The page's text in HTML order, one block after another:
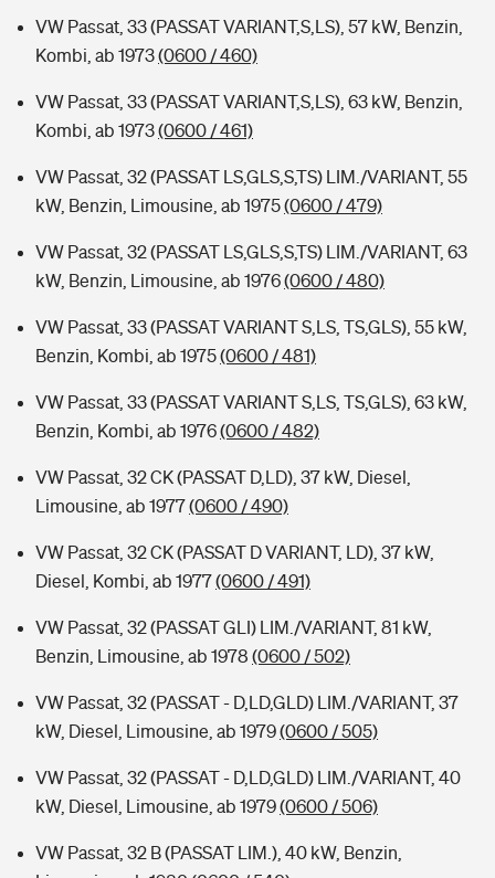
VW Passat, 33 (PASSAT VARIANT,S,LS), 57 kW, Benzin,
Kombi, ab 1973(0600 / 460)
VW Passat, 33 (PASSAT VARIANT,S,LS), 63 kW, Benzin,
Kombi, ab 1973(0600 / 461)
VW Passat, 32 (PASSAT LS,GLS,S,TS) LIM./VARIANT, 55
kW, Benzin, Limousine, ab 1975(0600 / 479)
VW Passat, 32 (PASSAT LS,GLS,S,TS) LIM./VARIANT, 63
kW, Benzin, Limousine, ab 1976(0600 / 480)
VW Passat, 33 (PASSAT VARIANT S,LS, TS,GLS), 55 kW,
Benzin, Kombi, ab 1975(0600 / 481)
VW Passat, 33 (PASSAT VARIANT S,LS, TS,GLS), 63 kW,
Benzin, Kombi, ab 1976(0600 / 482)
VW Passat, 32 CK (PASSAT D,LD), 37 kW, Diesel,
Limousine, ab 1977(0600 / 490)
VW Passat, 32 CK (PASSAT D VARIANT, LD), 37 kW,
Diesel, Kombi, ab 1977(0600 / 491)
VW Passat, 32 (PASSAT GLI) LIM./VARIANT, 81 kW,
Benzin, Limousine, ab 1978 (0600 / 502)
VW Passat, 32 (PASSAT - D,LD,GLD) LIM./VARIANT, 37
kW, Diesel, Limousine, ab 1979(0600 / 505)
VW Passat, 32 (PASSAT - D,LD,GLD) LIM./VARIANT, 40
kW, Diesel, Limousine, ab 1979(0600 / 506)
VW Passat, 32 B (PASSAT LIM.), 40 kW, Benzin,